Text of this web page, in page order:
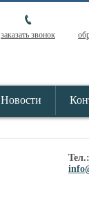
заказать звонок
Новости